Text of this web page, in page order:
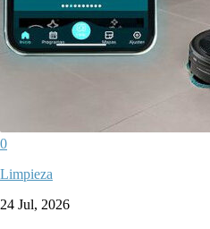
0
Limpieza
24 Jul, 2026